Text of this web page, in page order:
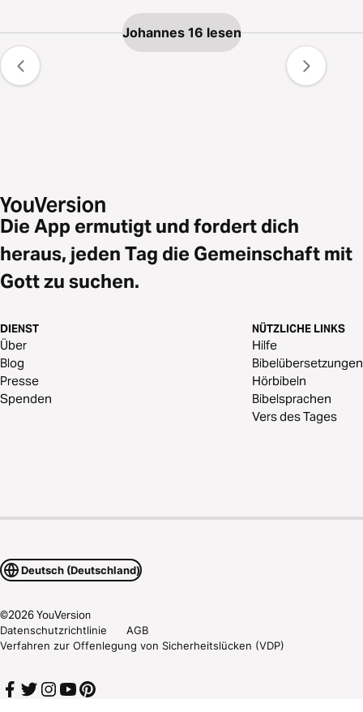
Johannes 16 lesen
Die App ermutigt und fordert dich
heraus, jeden Tag die Gemeinschaft mit
Gott zu suchen.
DIENST
Über
Blog
Presse
Spenden
NÜTZLICHE LINKS
Hilfe
Bibelübersetzungen
Hörbibeln
Bibelsprachen
Vers des Tages
Deutsch (Deutschland)
©2026YouVersion
Datenschutzrichtlinie
AGB
Verfahren zur Offenlegung von Sicherheitslücken (VDP)